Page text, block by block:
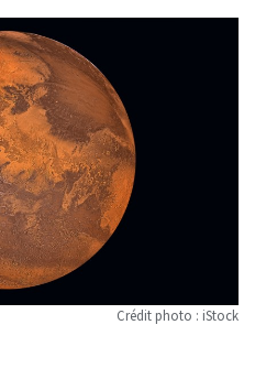
Crédit photo : iStock